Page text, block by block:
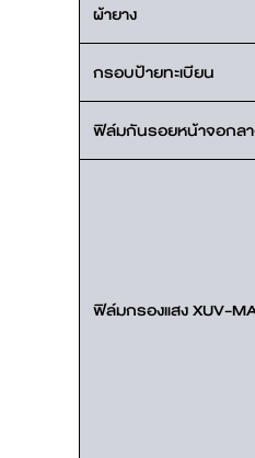
ผ้ายาง
กรอบป้ายทะเบียน
ฟิล์มกันรอยหน้าจอกล
ฟิล์มกรองแสง XUV-